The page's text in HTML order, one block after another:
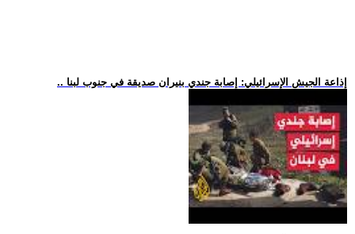
.. إذاعة الجيش الإسرائيلي: إصابة جندي بنيران صديقة في جنوب لبنا